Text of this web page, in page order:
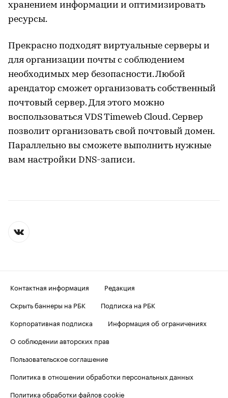
хранением информации и оптимизировать
ресурсы.
Прекрасно подходят виртуальные серверы и
для организации почты с соблюдением
необходимых мер безопасности. Любой
арендатор сможет организовать собственный
почтовый сервер. Для этого можно
воспользоваться VDS Timeweb Cloud. Сервер
позволит организовать свой почтовый домен.
Параллельно вы сможете выполнить нужные
вам настройки DNS-записи.
Контактная информация
Редакция
Скрыть баннеры на РБК
Подписка на РБК
Корпоративная подписка
Информация об ограничениях
О соблюдении авторских прав
Пользовательское соглашение
Политика в отношении обработки персональных данных
Политика обработки файлов cookie